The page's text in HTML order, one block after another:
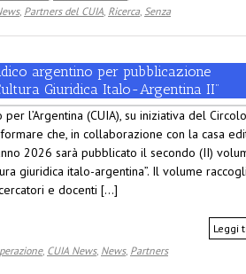
, Partners del CUIA, Ricerca, Senza
argentino per pubblicazione
Giuridica Italo-Argentina II”
l’Argentina (CUIA), su iniziativa del Circolo
che, in collaborazione con la casa
2026 sarà pubblicato il secondo (II)
giuridica italo-argentina”. Il volume
e docenti [...]
Leggi
, CUIA News, News, Partners